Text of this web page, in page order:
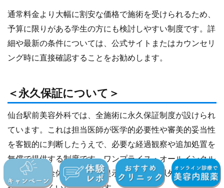
通常料金より大幅に割安な価格で施術を受けられるため、
予算に限りがある学生の方にも検討しやすい制度です。詳
細や最新の条件については、公式サイトまたはカウンセリ
ング時に直接確認することをお勧めします。
＜永久保証について＞
仙台駅前美容外科では、全施術に永久保証制度が設けられ
ています。これは担当医師が医学的必要性や審美的妥当性
を客観的に判断したうえで、必要な経過観察や追加処置を
無償で提供する制度です。ワンプライス・オールインクル
ーシブの料金体系のため、提示された料金以外の追加費用